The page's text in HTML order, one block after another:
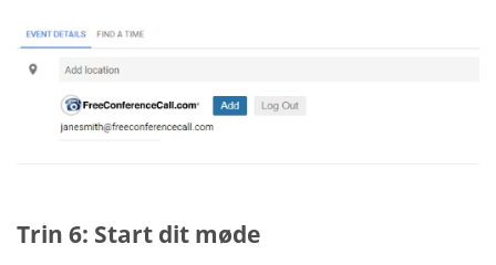
Trin 6: Start dit møde